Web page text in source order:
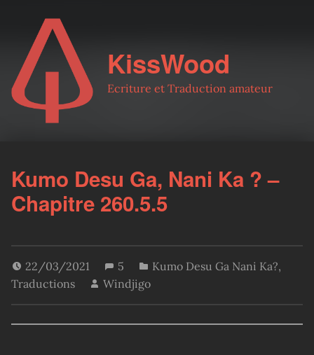
KissWood
Ecriture et Traduction amateur
Kumo Desu Ga, Nani Ka ? –
Chapitre 260.5.5
22/03/2021 5 Kumo Desu Ga Nani Ka?,
Traductions
Windjigo